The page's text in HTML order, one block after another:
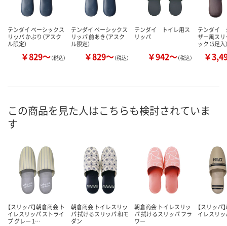
テンダイ ベーシックス
リッパ かぶり（アスク
ル限定）
￥829～（税込）
テンダイ ベーシックス
リッパ 前あき（アスク
ル限定）
￥829～（税込）
テンダイ トイレ用ス
リッパ
￥942～（税込）
テンダイ
ザー風ス
ック（5足入
￥
この商品を見た人はこちらも検討されていま
す
【スリッパ】朝倉商会 ト
イレスリッパ ストライ
プ グレー 1…
朝倉商会 トイレスリッ
パ 拭けるスリッパ 和モ
ダン
朝倉商会 トイレスリッ
パ 拭けるスリッパ フラ
ワー
【スリッパ
イレスリ